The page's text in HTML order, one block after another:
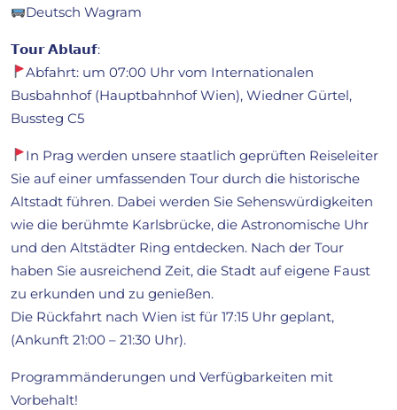
Deutsch Wagram
𝗧𝗼𝘂𝗿 𝗔𝗯𝗹𝗮𝘂𝗳:
Abfahrt: um 07:00 Uhr vom Internationalen
Busbahnhof (Hauptbahnhof Wien), Wiedner Gürtel,
Bussteg C5
In Prag werden unsere staatlich geprüften Reiseleiter
Sie auf einer umfassenden Tour durch die historische
Altstadt führen. Dabei werden Sie Sehenswürdigkeiten
wie die berühmte Karlsbrücke, die Astronomische Uhr
und den Altstädter Ring entdecken. Nach der Tour
haben Sie ausreichend Zeit, die Stadt auf eigene Faust
zu erkunden und zu genießen.
Die Rückfahrt nach Wien ist für 17:15 Uhr geplant,
(Ankunft 21:00 – 21:30 Uhr).
Programmänderungen und Verfügbarkeiten mit
Vorbehalt!